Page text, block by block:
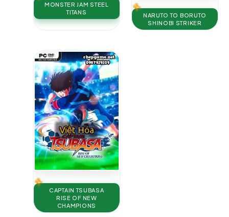
MONSTER JAM STEEL
TITANS
NARUTO TO BORUTO
SHINOBI STRIKER
CAPTAIN TSUBASA
RISE OF NEW
CHAMPIONS